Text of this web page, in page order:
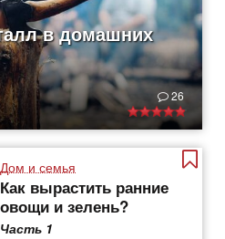
в домашних
26
Дом и семья
Как вырастить ранние
овощи и зелень?
Часть 1